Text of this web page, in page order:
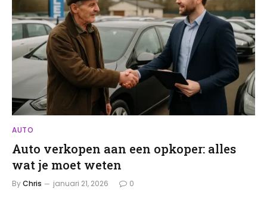
AUTO
Auto verkopen aan een opkoper: alles
wat je moet weten
ByChris januari 21, 2026 0